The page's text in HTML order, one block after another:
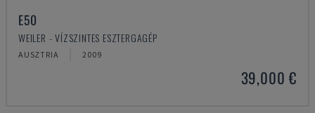
E50
WEILER - VÍZSZINTES ESZTERGAGÉP
AUSZTRIA 2009
39,000 €